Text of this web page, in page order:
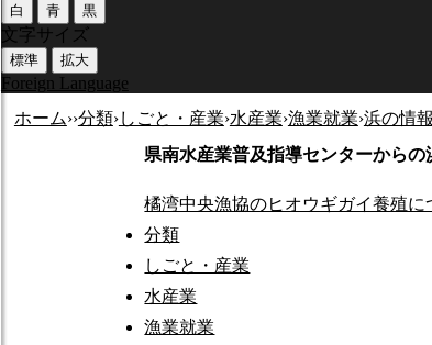
白 青 黒
文字サイズ
標準 拡大
Foreign Language
ホーム››分類›しごと・産業›水産業›漁業就業›浜の情報
県南水産業普及指導センターからの
橘湾中央漁協のヒオウギガイ養殖に
分類
しごと・産業
水産業
漁業就業